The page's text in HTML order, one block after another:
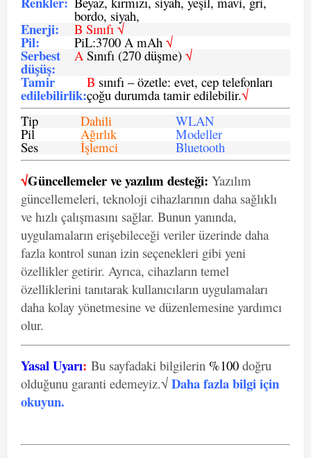
bordo, siyah,
Enerji: B Sınıfı √
Pil: PiL:3700 A mAh √
Serbest
düşüş:
ASınıfı (270 düşme) √
Tamir
edilebilirlik:
B sınıfı – özetle: evet, cep telefonları
çoğu durumda tamir edilebilir.√
Tip
Dahili WLAN
Pil Ağırlık Modeller
Ses İşlemci Bluetooth
√Güncellemeler ve yazılım desteği: Yazılım
güncellemeleri, teknoloji cihazlarının daha sağlıklı
ve hızlı çalışmasını sağlar. Bunun yanında,
uygulamaların erişebileceği veriler üzerinde daha
fazla kontrol sunan izin seçenekleri gibi yeni
özellikler getirir. Ayrıca, cihazların temel
özelliklerini tanıtarak kullanıcıların uygulamaları
daha kolay yönetmesine ve düzenlemesine yardımcı
olur.
Yasal Uyarı: Bu sayfadaki bilgilerin %100 doğru
olduğunu garanti edemeyiz.√ Daha fazla bilgi için
okuyun.